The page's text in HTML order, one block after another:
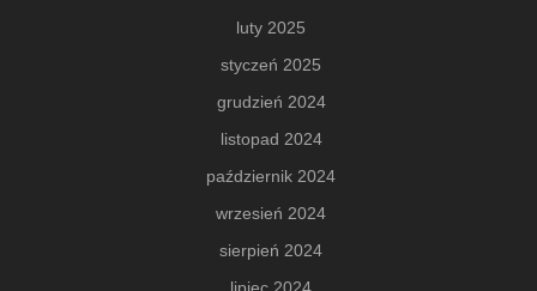
luty 2025
styczeń 2025
grudzień 2024
listopad 2024
październik 2024
wrzesień 2024
sierpień 2024